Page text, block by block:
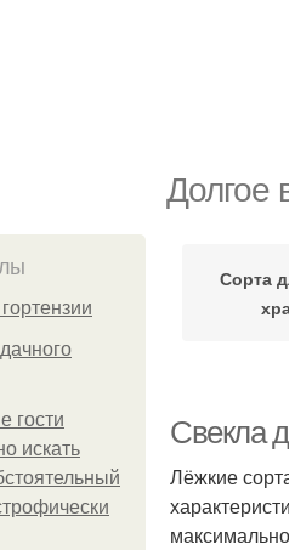
Долгое
гости
искать
Сорта
Свекла
Лёжкие